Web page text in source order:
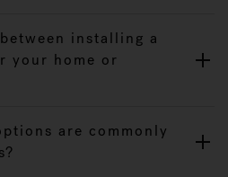
installing a
your home or
are commonly